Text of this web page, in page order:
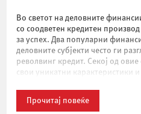
Во светот на деловните
со соодветен кредитен
за успех. Два популарни
деловните субјекти често ги
револвинг кредит. Секој од
свои уникатни карактеристики
Прочитај повеќе